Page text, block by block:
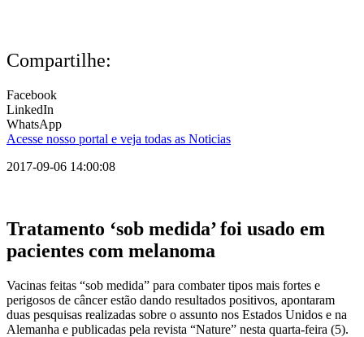
Compartilhe:
Facebook
LinkedIn
WhatsApp
Acesse nosso portal e veja todas as Noticias
2017-09-06 14:00:08
Tratamento ‘sob medida’ foi usado em
pacientes com melanoma
Vacinas feitas “sob medida” para combater tipos mais fortes e
perigosos de câncer estão dando resultados positivos, apontaram
duas pesquisas realizadas sobre o assunto nos Estados Unidos e na
Alemanha e publicadas pela revista “Nature” nesta quarta-feira (5).